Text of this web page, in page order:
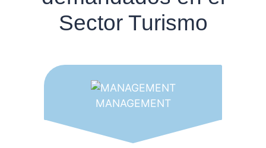
Sector Turismo
MANAGEMENT